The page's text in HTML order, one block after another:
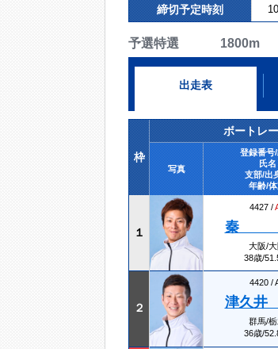
締切予定時刻
予選特選 1800m
出走表
枠
ボートレ
写真
登録番号
氏名
支部/出
年齢/
１
4427 /
秦
大阪/大
38歳/
２
4420 /
津久井
群馬/栃
36歳/